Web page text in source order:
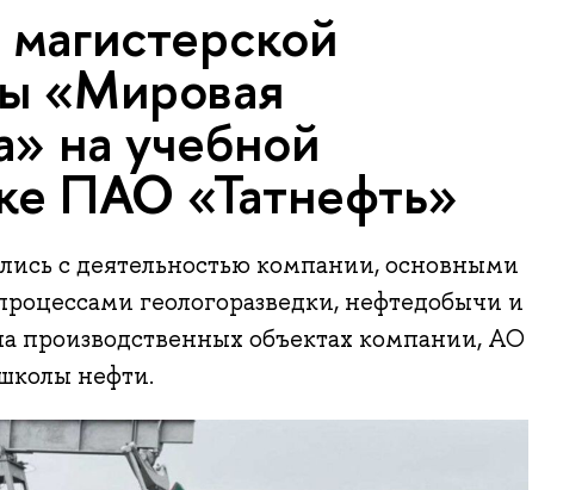
«Мировая
на учебной
ПАО «Татнефть»
с деятельностью компании, основными
геологоразведки, нефтедобычи и
производственных объектах компании, АО
нефти.